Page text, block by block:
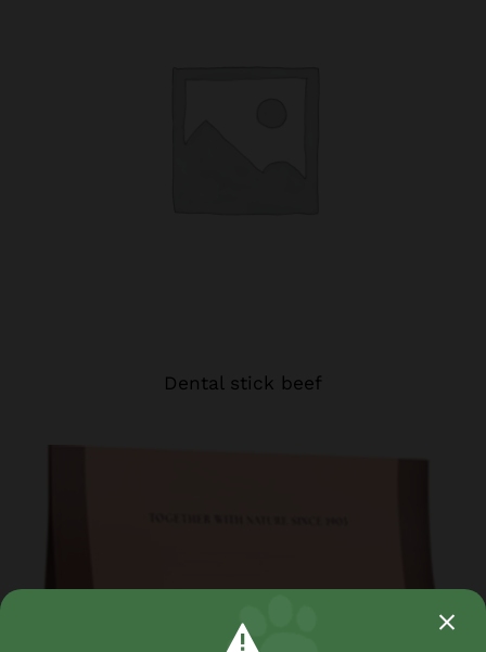
Dental stick beef